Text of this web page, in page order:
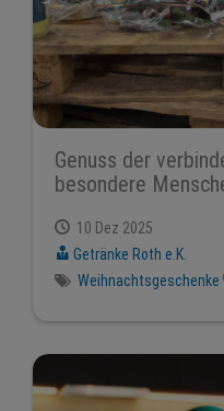
Genuss der
besondere
10 Dez 2025
Getränke Roth e.K.
Weihnachtsgeschenke